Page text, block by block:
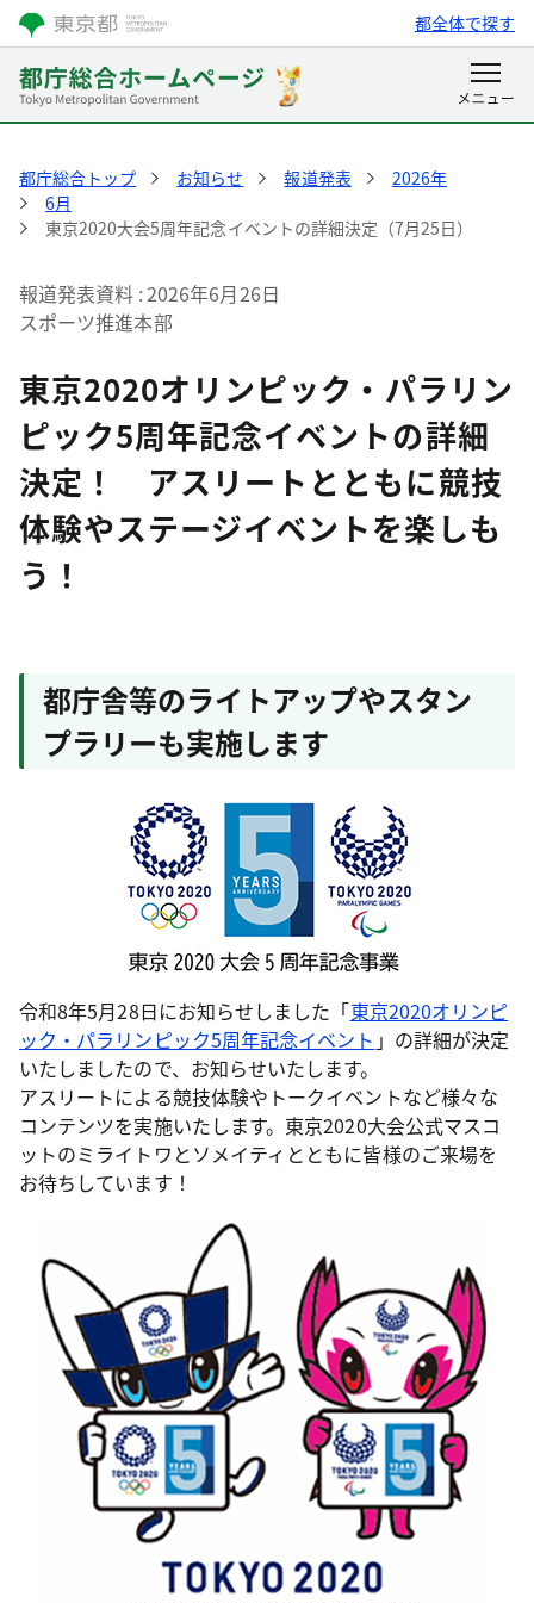
都全体で探す
都庁総合トップ お知らせ 報道発表
2026年
6月
東京2020大会5周年記念イベントの詳細決定（7月25日）
報道発表資料 2026年6月26日
スポーツ推進本部
東京2020オリンピック・パラリン
ピック5周年記念イベントの詳細
決定！ アスリートとともに競技
体験やステージイベントを楽しも
う！
都庁舎等のライトアップやスタン
プラリーも実施します
令和8年5月28日にお知らせしました「東京2020オリンピ
ック・パラリンピック5周年記念イベント 」の詳細が決定
いたしましたので、お知らせいたします。
アスリートによる競技体験やトークイベントなど様々な
コンテンツを実施いたします。東京2020大会公式マスコ
ットのミライトワとソメイティとともに皆様のご来場を
お待ちしています！